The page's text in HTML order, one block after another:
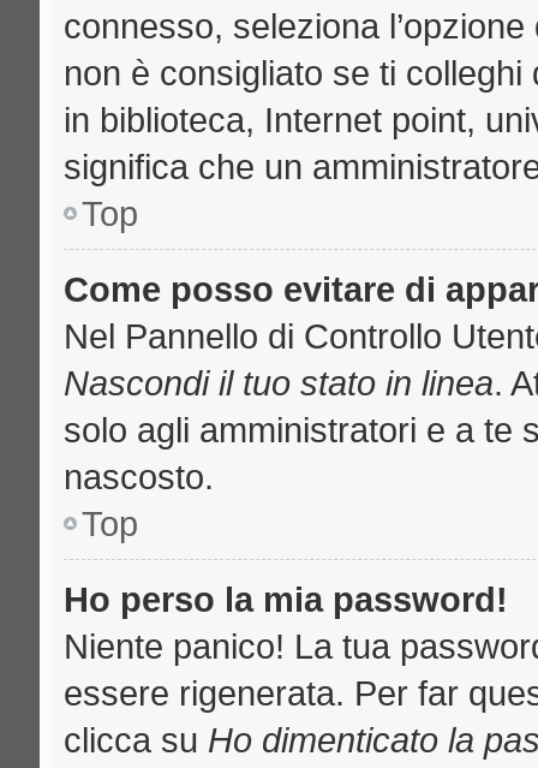
connesso, seleziona
non è consigliato se ti
in biblioteca, Internet point,
significa che un
Top
Come posso evitare di
Nel Pannello di Controllo
Nascondi il tuo stato in linea.
solo agli amministratori e a te
nascosto.
Top
Ho perso la mia password!
Niente panico! La tua
essere rigenerata. Per far
clicca su Ho dimenticato la